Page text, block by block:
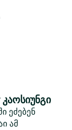
ეძებენ
ამ